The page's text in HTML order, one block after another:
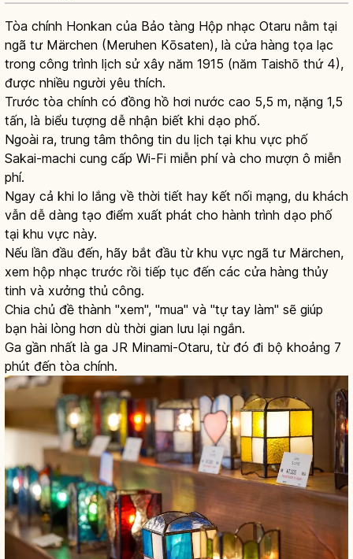
Tòa chính Honkan của Bảo tàng Hộp nhạc Otaru nằm tại
ngã tư Märchen (Meruhen Kōsaten), là cửa hàng tọa lạc
trong công trình lịch sử xây năm 1915 (năm Taishō thứ 4),
được nhiều người yêu thích.
Trước tòa chính có đồng hồ hơi nước cao 5,5 m, nặng 1,5
tấn, là biểu tượng dễ nhận biết khi dạo phố.
Ngoài ra, trung tâm thông tin du lịch tại khu vực phố
Sakai-machi cung cấp Wi-Fi miễn phí và cho mượn ô miễn
phí.
Ngay cả khi lo lắng về thời tiết hay kết nối mạng, du khách
vẫn dễ dàng tạo điểm xuất phát cho hành trình dạo phố
tại khu vực này.
Nếu lần đầu đến, hãy bắt đầu từ khu vực ngã tư Märchen,
xem hộp nhạc trước rồi tiếp tục đến các cửa hàng thủy
tinh và xưởng thủ công.
Chia chủ đề thành "xem", "mua" và "tự tay làm" sẽ giúp
bạn hài lòng hơn dù thời gian lưu lại ngắn.
Ga gần nhất là ga JR Minami-Otaru, từ đó đi bộ khoảng 7
phút đến tòa chính.